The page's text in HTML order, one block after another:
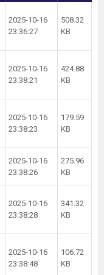
2025-10-16
23:36:27
508.32
KB
2025-10-16
23:38:21
424.88
KB
2025-10-16
23:38:23
179.59
KB
2025-10-16
23:38:26
275.96
KB
2025-10-16
23:38:28
341.32
KB
2025-10-16
23:38:48
106.72
KB